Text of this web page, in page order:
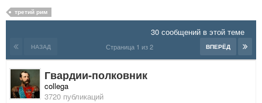
третий рим
30 сообщений в этой теме
НАЗАД ВПЕРЁД
Страница 1 из 2
Гвардии-полковник
collega
3720 публикаций